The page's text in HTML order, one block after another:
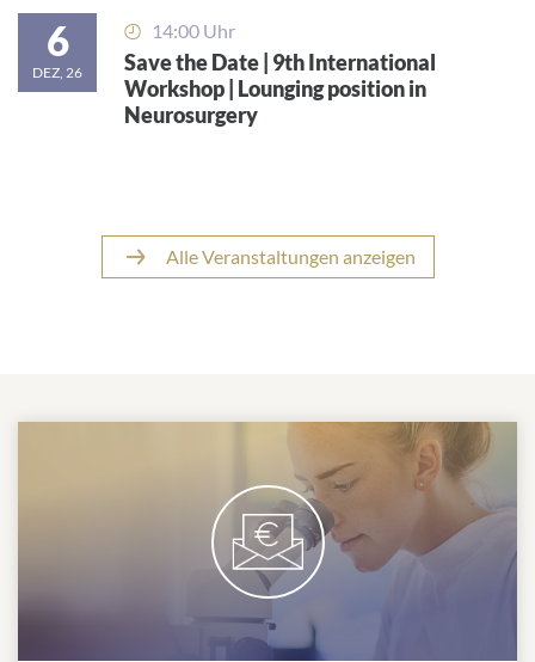
6
DEZ, 26
14:00 Uhr
Save the Date | 9th International
Workshop | Lounging position in
Neurosurgery
Alle Veranstaltungen anzeigen